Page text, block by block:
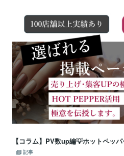
【コラム】PV数up編💡ホットペッ
記事